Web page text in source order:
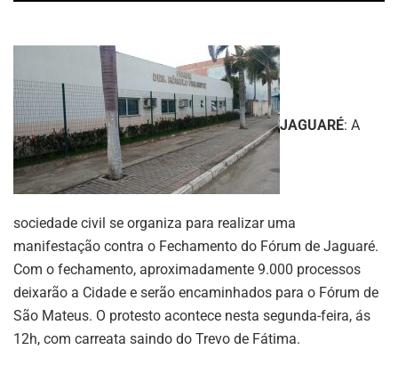
JAGUARÉ: A
sociedade civil se organiza para realizar uma
manifestação contra o Fechamento do Fórum de Jaguaré.
Com o fechamento, aproximadamente 9.000 processos
deixarão a Cidade e serão encaminhados para o Fórum de
São Mateus. O protesto acontece nesta segunda-feira, ás
12h, com carreata saindo do Trevo de Fátima.